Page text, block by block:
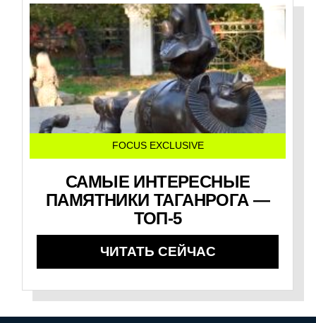
FOCUS EXCLUSIVE
САМЫЕ ИНТЕРЕСНЫЕ
ПАМЯТНИКИ ТАГАНРОГА —
ТОП-5
ЧИТАТЬ СЕЙЧАС